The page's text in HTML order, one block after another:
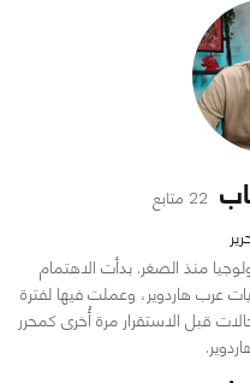
22 متابع
منذ الصغر. بدأت الاهتمام
دخولي منتديات عرب هاردوير، وعملت فيها لفترة
قبل الاستقرار مرة أُخرى كمحرر